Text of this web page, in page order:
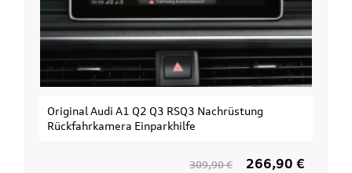
Original Audi A1 Q2 Q3 RSQ3 Nachrüstung
Rückfahrkamera Einparkhilfe
309,90 € 266,90 €